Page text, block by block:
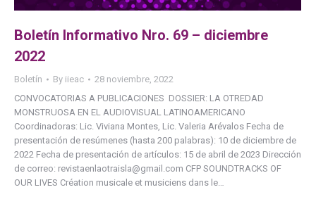
Boletín Informativo Nro. 69 – diciembre
2022
Boletín By iieac
28 noviembre, 2022
CONVOCATORIAS A PUBLICACIONES DOSSIER: LA OTREDAD
MONSTRUOSA EN EL AUDIOVISUAL LATINOAMERICANO
Coordinadoras: Lic. Viviana Montes, Lic. Valeria Arévalos Fecha de
presentación de resúmenes (hasta 200 palabras): 10 de diciembre de
2022 Fecha de presentación de artículos: 15 de abril de 2023 Dirección
de correo: revistaenlaotraisla@gmail.com CFP SOUNDTRACKS OF
OUR LIVES Création musicale et musiciens dans le…